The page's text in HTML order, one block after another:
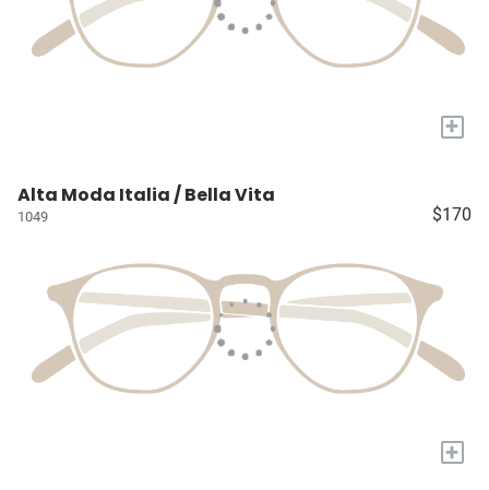
+
Alta Moda Italia / Bella Vita
1049 $170
+